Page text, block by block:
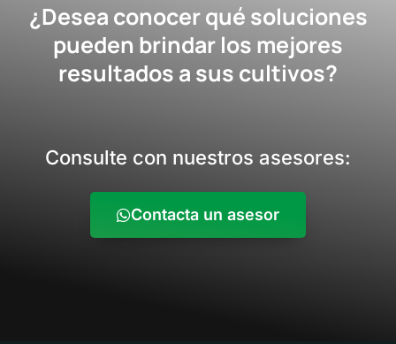
¿Desea conocer qué soluciones
pueden brindar los mejores
resultados a sus cultivos?
Consulte con nuestros asesores:
Contacta un asesor